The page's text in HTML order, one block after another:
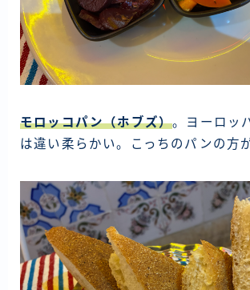
モロッコパン（ホブズ）。ヨーロッ
は違い柔らかい。こっちのパンの方